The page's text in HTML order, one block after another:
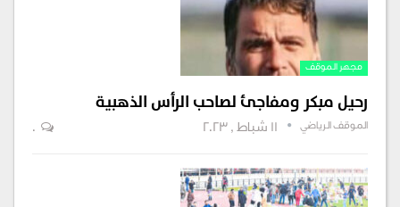
مجهر الموقف
رحيل مبكر ومفاجئ لصاحب الرأس الذهبية
الموقف الرياضي 0